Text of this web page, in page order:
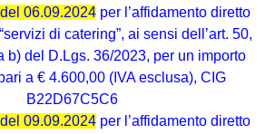
06.09.2024per l’affidamento diretto
di catering”, ai sensi dell’art. 50,
b) del D.Lgs. 36/2023, per un importo
a € 4.600,00 (IVA esclusa), CIG
B22D67C5C6
09.09.2024per l’affidamento diretto